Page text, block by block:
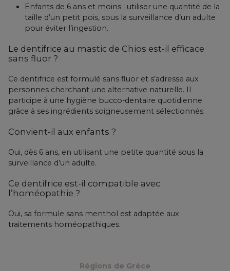
Enfants de 6 ans et moins : utiliser une quantité de la
taille d’un petit pois, sous la surveillance d’un adulte
pour éviter l’ingestion.
Le dentifrice au mastic de Chios est-il efficace
sans fluor ?
Ce dentifrice est formulé sans fluor et s’adresse aux
personnes cherchant une alternative naturelle. Il
participe à une hygiène bucco-dentaire quotidienne
grâce à ses ingrédients soigneusement sélectionnés.
Convient-il aux enfants ?
Oui, dès 6 ans, en utilisant une petite quantité sous la
surveillance d’un adulte.
Ce dentifrice est-il compatible avec
l’homéopathie ?
Oui, sa formule sans menthol est adaptée aux
traitements homéopathiques.
Régions de Grèce